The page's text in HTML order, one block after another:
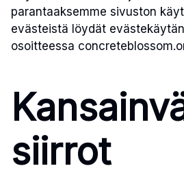
parantaaksemme sivuston
evästeistä löydät
osoitteessa
siirrot